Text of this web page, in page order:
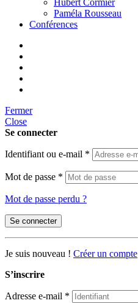
Hubert Cormier
Paméla Rousseau
Conférences
Fermer
Close
Se connecter
Identifiant ou e-mail *
Mot de passe *
Mot de passe perdu ?
Se connecter
Je suis nouveau ! Créer un compte
S’inscrire
Adresse e-mail *